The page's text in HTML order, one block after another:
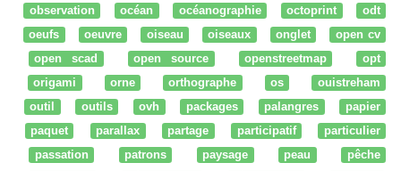
observation
océan océanographie octoprint
odt
oeufs
oeuvre oiseau oiseaux onglet
open cv
open scad
open source openstreetmap
opt
origami
orne orthographe os
ouistreham
outil
outils ovh packages palangres
papier
paquet
parallax partage participatif
particulier
passation
patrons paysage peau
pêche